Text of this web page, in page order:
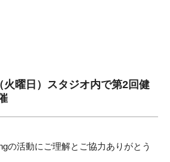
火曜日）スタジオ内で第2回健
の活動にご理解とご協力ありがとう